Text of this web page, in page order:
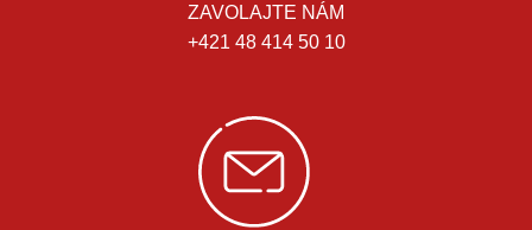
ZAVOLAJTE NÁM
+421 48 414 50 10